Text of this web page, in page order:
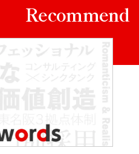
Recommend